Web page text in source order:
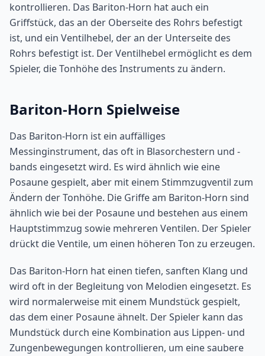
kontrollieren. Das Bariton-Horn hat auch ein
Griffstück, das an der Oberseite des Rohrs befestigt
ist, und ein Ventilhebel, der an der Unterseite des
Rohrs befestigt ist. Der Ventilhebel ermöglicht es dem
Spieler, die Tonhöhe des Instruments zu ändern.
Bariton-Horn Spielweise
Das Bariton-Horn ist ein auffälliges
Messinginstrument, das oft in Blasorchestern und -
bands eingesetzt wird. Es wird ähnlich wie eine
Posaune gespielt, aber mit einem Stimmzugventil zum
Ändern der Tonhöhe. Die Griffe am Bariton-Horn sind
ähnlich wie bei der Posaune und bestehen aus einem
Hauptstimmzug sowie mehreren Ventilen. Der Spieler
drückt die Ventile, um einen höheren Ton zu erzeugen.
Das Bariton-Horn hat einen tiefen, sanften Klang und
wird oft in der Begleitung von Melodien eingesetzt. Es
wird normalerweise mit einem Mundstück gespielt,
das dem einer Posaune ähnelt. Der Spieler kann das
Mundstück durch eine Kombination aus Lippen- und
Zungenbewegungen kontrollieren, um eine saubere